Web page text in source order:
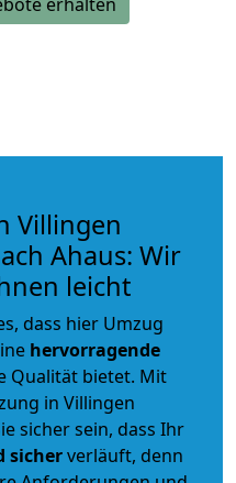
Villingen
Ahaus: Wir
leicht
dass hier Umzug
hervorragende
Qualität bietet. Mit
in Villingen
sicher sein, dass Ihr
sicherverläuft, denn